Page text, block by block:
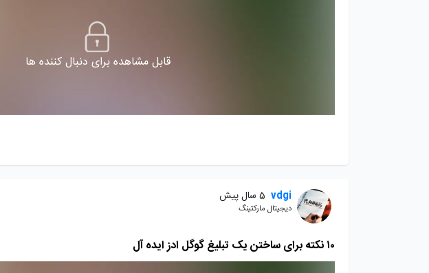
قابل مشاهده برای دنبال کننده ها
vdgi 5 سال پیش
دیجیتال مارکتینگ
۱۰ نکته برای ساختن یک تبلیغ گوگل ادز ایده آل